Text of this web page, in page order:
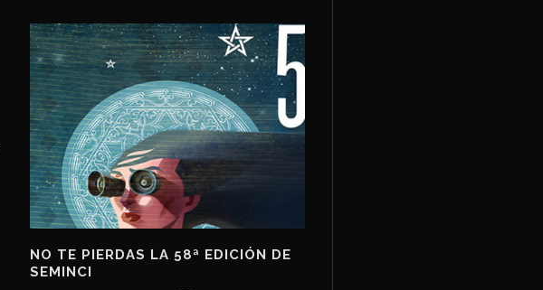
NO TE PIERDAS LA 58ª EDICIÓN DE
SEMINCI